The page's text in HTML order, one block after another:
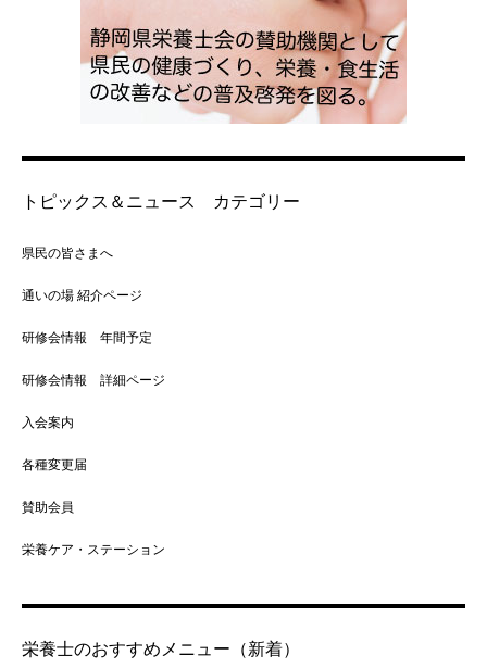
トピックス＆ニュース カテゴリー
県民の皆さまへ
通いの場 紹介ページ
研修会情報 年間予定
研修会情報 詳細ページ
入会案内
各種変更届
賛助会員
栄養ケア・ステーション
栄養士のおすすめメニュー（新着）